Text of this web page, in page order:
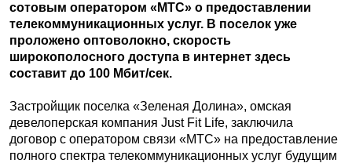
сотовым оператором «МТС» о предоставлении
телекоммуникационных услуг. В поселок уже
проложено оптоволокно, скорость
широкополосного доступа в интернет здесь
составит до 100 Мбит/сек.
Застройщик поселка «Зеленая Долина», омская
девелоперская компания Just Fit Life, заключила
договор с оператором связи «МТС» на предоставление
полного спектра телекоммуникационных услуг будущим